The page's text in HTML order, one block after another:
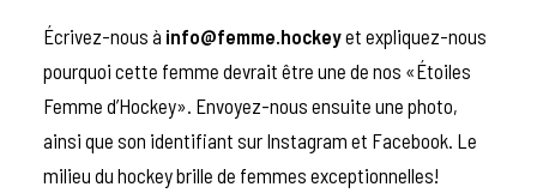
Écrivez-nous à info@femme.hockeyet expliquez-nous
pourquoi cette femme devrait être une de nos «Étoiles
Femme d’Hockey». Envoyez-nous ensuite une photo,
ainsi que son identifiant sur Instagram et Facebook. Le
milieu du hockey brille de femmes exceptionnelles!